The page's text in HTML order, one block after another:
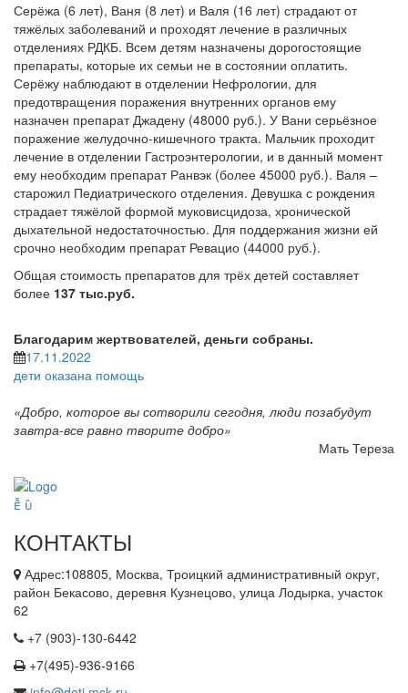
Серёжа (6 лет), Ваня (8 лет) и Валя (16 лет) страдают от
тяжёлых заболеваний и проходят лечение в различных
отделениях РДКБ. Всем детям назначены дорогостоящие
препараты, которые их семьи не в состоянии оплатить.
Серёжу наблюдают в отделении Нефрологии, для
предотвращения поражения внутренних органов ему
назначен препарат Джадену (48000 руб.). У Вани серьёзное
поражение желудочно-кишечного тракта. Мальчик проходит
лечение в отделении Гастроэнтерологии, и в данный момент
ему необходим препарат Ранвэк (более 45000 руб.). Валя –
старожил Педиатрического отделения. Девушка с рождения
страдает тяжёлой формой муковисцидоза, хронической
дыхательной недостаточностью. Для поддержания жизни ей
срочно необходим препарат Ревацио (44000 руб.).
Общая стоимость препаратов для трёх детей составляет
более 137 тыс.руб.
Благодарим жертвователей, деньги собраны.
17.11.2022
дети оказана помощь
«Добро, которое вы сотворили сегодня, люди позабудут
завтра-все равно творите добро»
Мать Тереза
КОНТАКТЫ
Адрес:108805, Москва, Троицкий административный округ,
район Бекасово, деревня Кузнецово, улица Лодырка, участок
62
+7 (903)-130-6442
+7(495)-936-9166